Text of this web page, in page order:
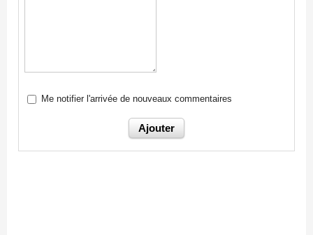
Me notifier l'arrivée de nouveaux commentaires